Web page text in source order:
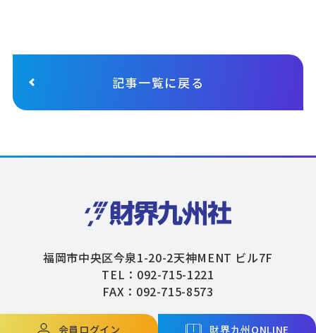
記事一覧に戻る
会員ログイン 財界九州ONLINE
福岡市中央区今泉1-20-2天神MENT ビル7F
TEL：092-715-1221
FAX：092-715-8573